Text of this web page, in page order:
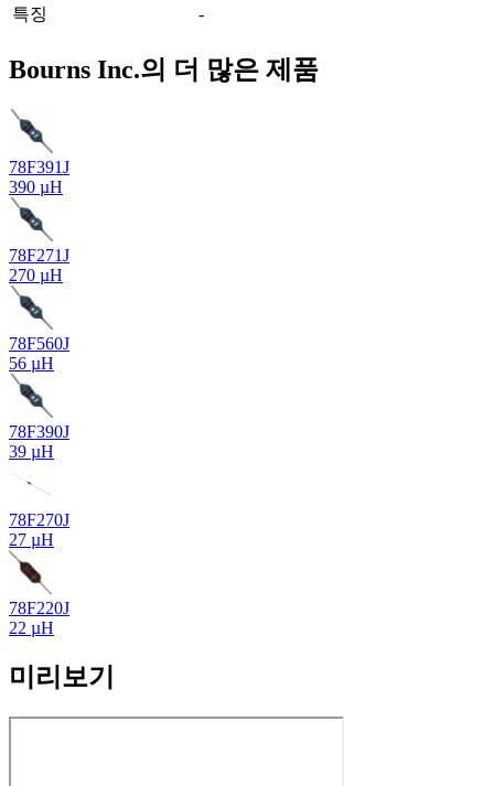
특징
-
Bourns Inc.의 더 많은 제품
78F391J
390 µH
78F271J
270 µH
78F560J
56 µH
78F390J
39 µH
78F270J
27 µH
78F220J
22 µH
미리보기